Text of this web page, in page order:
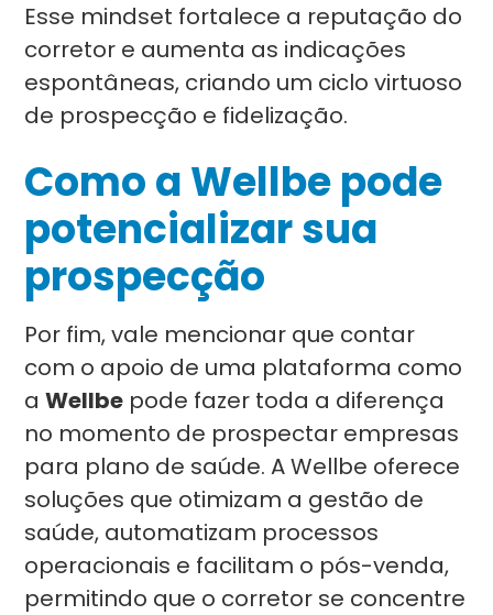
Esse mindset fortalece a reputação do
corretor e aumenta as indicações
espontâneas, criando um ciclo virtuoso
de prospecção e fidelização.
Como a Wellbe pode
potencializar sua
prospecção
Por fim, vale mencionar que contar
com o apoio de uma plataforma como
aWellbe pode fazer toda a diferença
no momento de prospectar empresas
para plano de saúde. A Wellbe oferece
soluções que otimizam a gestão de
saúde, automatizam processos
operacionais e facilitam o pós-venda,
permitindo que o corretor se concentre